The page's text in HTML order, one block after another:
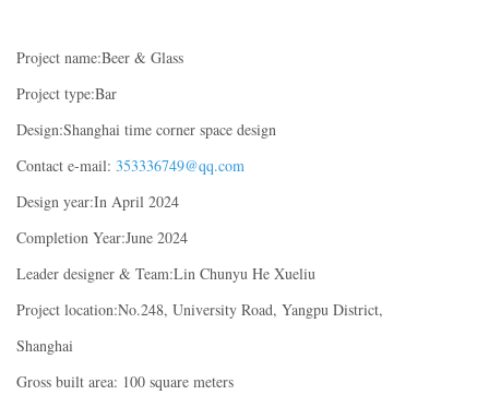
Project name:Beer & Glass
Project type:Bar
Design:Shanghai time corner space design
Contact e-mail: 353336749@qq.com
Design year:In April 2024
Completion Year:June 2024
Leader designer & Team:Lin Chunyu He Xueliu
Project location:No.248, University Road, Yangpu District,
Shanghai
Gross built area: 100 square meters